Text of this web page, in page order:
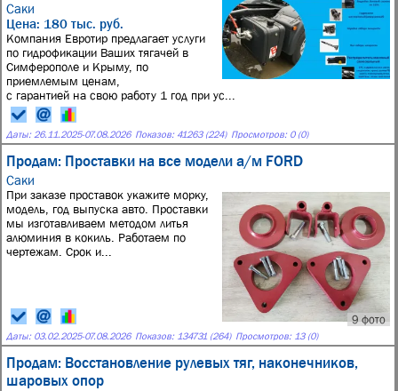
Саки
Цена: 180 тыс. руб.
Компания Евротир предлагает услуги
по гидрофикации Ваших тягачей в
Симферополе и Крыму, по
приемлемым ценам,
с гарантией на свою работу 1 год при ус...
Даты: 26.11.2025-07.08.2026 Показов: 41263 (224) Просмотров: 0 (0)
Продам: Проставки на все модели а/м FORD
Саки
9 фото
При заказе проставок укажите морку,
модель, год выпуска авто. Проставки
мы изготавливаем методом литья
алюминия в кокиль. Работаем по
чертежам. Срок и...
Даты: 03.02.2025-07.08.2026 Показов: 134731 (264) Просмотров: 13 (0)
Продам: Восстановление рулевых тяг, наконечников,
шаровых опор